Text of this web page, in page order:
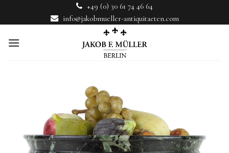
+49 (0) 30 61 74 46 64
info@jakobmueller-antiquitaeten.com